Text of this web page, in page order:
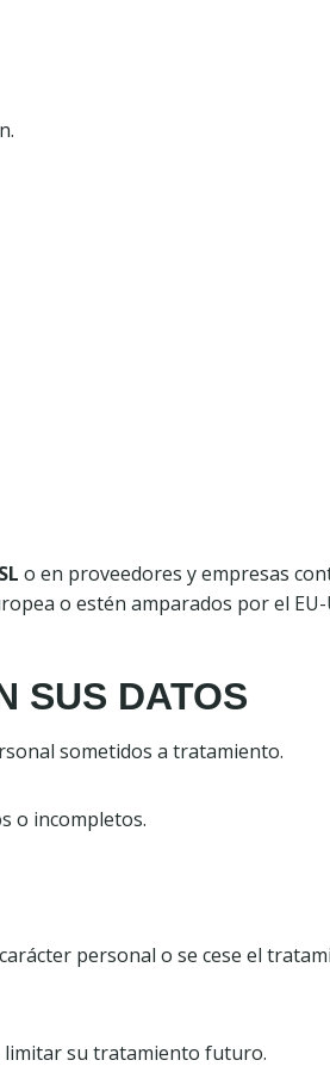
o en proveedores y empresas
o estén amparados por el EU-
SUS DATOS
sometidos a tratamiento.
o incompletos.
personal o se cese el
limitar su tratamiento futuro.